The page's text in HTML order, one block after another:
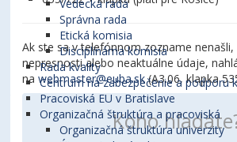
Vedecká rada
Správna rada
Etická komisia
Disciplinárna komisia
Rada kvality
Centrum na zabezpečenie a podporu
Pracoviská EU v Bratislave
Organizačná štruktúra a pracoviská
Organizačná štruktúra univerzity
Ak ste sa v telefónnom zozname nenašli,
nepresnosti alebo neaktuálne údaje,
nawebmaster@euba.sk(A3.06, klapka